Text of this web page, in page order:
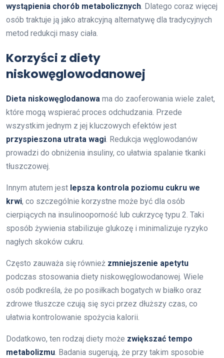
wystąpienia chorób metabolicznych. Dlatego coraz więcej
osób traktuje ją jako atrakcyjną alternatywę dla tradycyjnych
metod redukcji masy ciała.
Korzyści z diety
niskowęglowodanowej
Dieta niskowęglodanowa ma do zaoferowania wiele zalet,
które mogą wspierać proces odchudzania. Przede
wszystkim jednym z jej kluczowych efektów jest
przyspieszona utrata wagi. Redukcja węglowodanów
prowadzi do obniżenia insuliny, co ułatwia spalanie tkanki
tłuszczowej.
Innym atutem jest lepsza kontrola poziomu cukru we
krwi, co szczególnie korzystne może być dla osób
cierpiących na insulinooporność lub cukrzycę typu 2. Taki
sposób żywienia stabilizuje glukozę i minimalizuje ryzyko
nagłych skoków cukru.
Często zauważa się również zmniejszenie apetytu
podczas stosowania diety niskowęglowodanowej. Wiele
osób podkreśla, że po posiłkach bogatych w białko oraz
zdrowe tłuszcze czują się syci przez dłuższy czas, co
ułatwia kontrolowanie spożycia kalorii.
Dodatkowo, ten rodzaj diety może zwiększać tempo
metabolizmu. Badania sugerują, że przy takim sposobie